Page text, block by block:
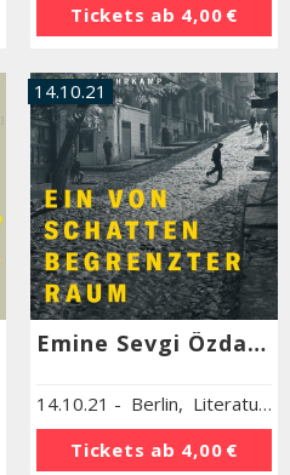
Tickets ab 4,00 €
14.10.21
Emine Sevgi Özdamar »Ein von Schatten begrenzter Raum«
14.10.21 - Berlin, Literaturhaus Berlin
Tickets ab 4,00 €